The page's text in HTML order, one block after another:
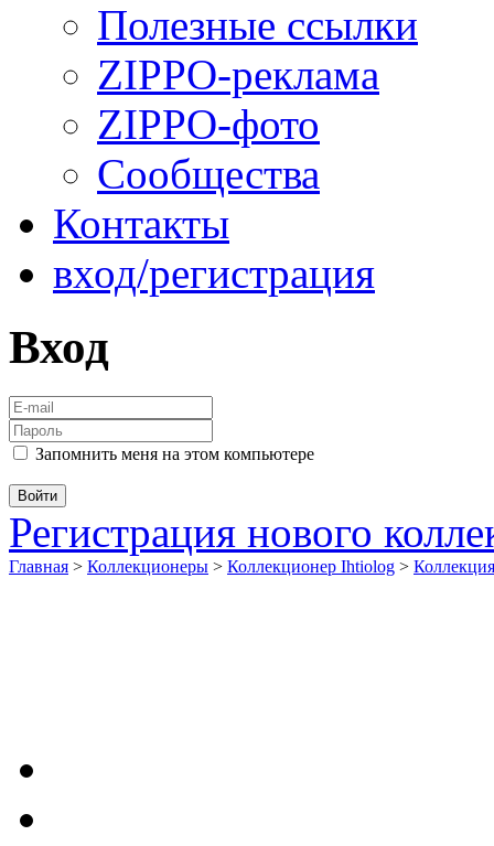
Полезные ссылки
ZIPPO-реклама
ZIPPO-фото
Сообщества
Контакты
вход/регистрация
Вход
Запомнить меня на этом компьютере
Регистрация нового
Главная > Коллекционеры > Коллекционер Ihtiolog >